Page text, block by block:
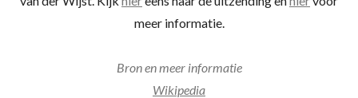
meer informatie.
Bron en meer informatie
Wikipedia